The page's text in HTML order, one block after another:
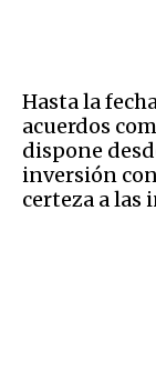
Hasta la
acuerdos
dispone
inversión
certeza a las